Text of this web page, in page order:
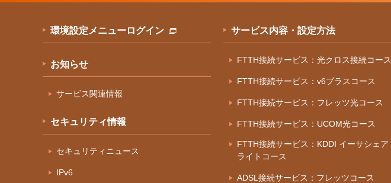
環境設定メニューログイン
お知らせ
サービス関連情報
セキュリティ情報
セキュリティニュース
IPv6
サービス内容・設定方法
FTTH接続サービス：光クロス接続コース
FTTH接続サービス：v6プラスコース
FTTH接続サービス：フレッツ光コース
FTTH接続サービス：UCOM光コース
FTTH接続サービス：KDDI イーサシェア
ライトコース
ADSL接続サービス：フレッツコース